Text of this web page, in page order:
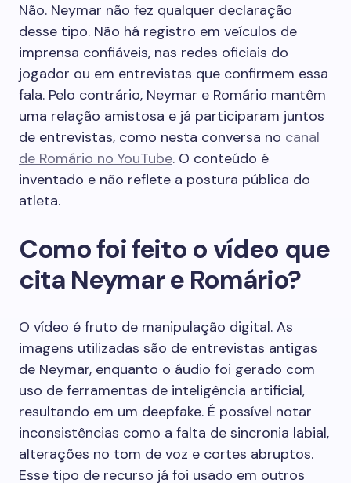
Não. Neymar não fez qualquer declaração
desse tipo. Não há registro em veículos de
imprensa confiáveis, nas redes oficiais do
jogador ou em entrevistas que confirmem essa
fala. Pelo contrário, Neymar e Romário mantêm
uma relação amistosa e já participaram juntos
de entrevistas, como nesta conversa no canal
de Romário no YouTube. O conteúdo é
inventado e não reflete a postura pública do
atleta.
Como foi feito o vídeo que
cita Neymar e Romário?
O vídeo é fruto de manipulação digital. As
imagens utilizadas são de entrevistas antigas
de Neymar, enquanto o áudio foi gerado com
uso de ferramentas de inteligência artificial,
resultando em um deepfake. É possível notar
inconsistências como a falta de sincronia labial,
alterações no tom de voz e cortes abruptos.
Esse tipo de recurso já foi usado em outros